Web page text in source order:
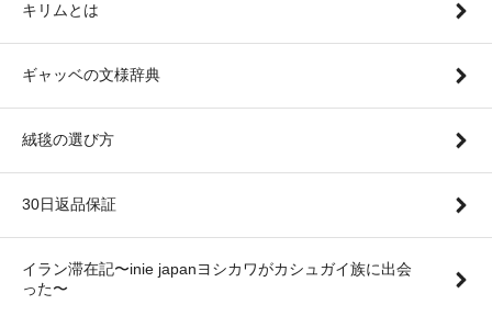
キリムとは
ギャッベの文様辞典
絨毯の選び方
30日返品保証
イラン滞在記〜inie japanヨシカワがカシュガイ族に出会
った〜